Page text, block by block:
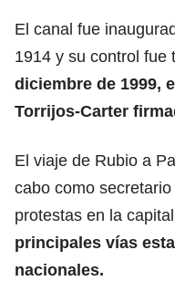
El canal fue
1914 y su control fue
diciembre de 1999,
Torrijos-Carter
El viaje de Rubio a
cabo como
protestas en la
principales vías
nacionales.